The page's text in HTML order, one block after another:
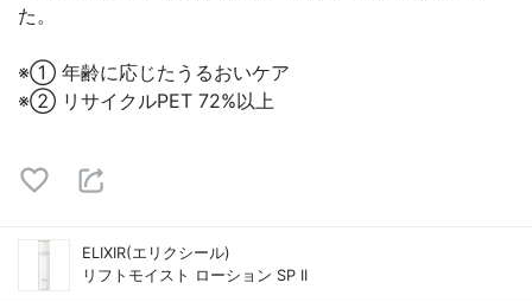
た。
※① 年齢に応じたうるおいケア
※② リサイクルPET 72%以上
ELIXIR(エリクシール)
リフトモイスト ローション SP II